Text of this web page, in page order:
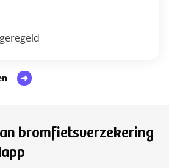
bromfietsverzekering